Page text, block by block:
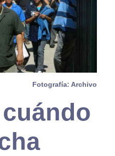
Fotografía: Archivo